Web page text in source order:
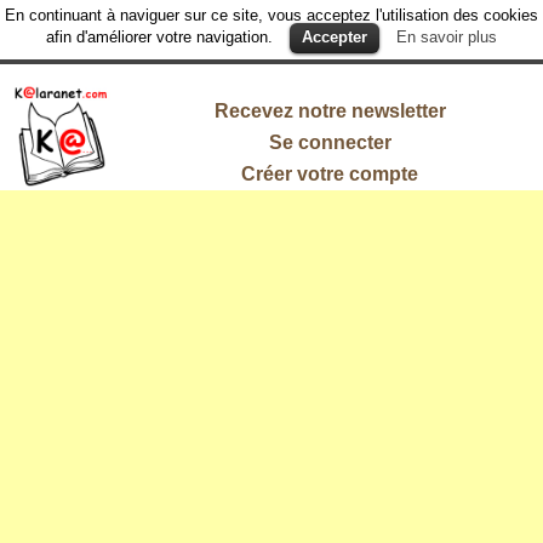
En continuant à naviguer sur ce site, vous acceptez l'utilisation des cookies
afin d'améliorer votre navigation.
Accepter En savoir plus
Recevez notre newsletter
Se connecter
Créer votre compte